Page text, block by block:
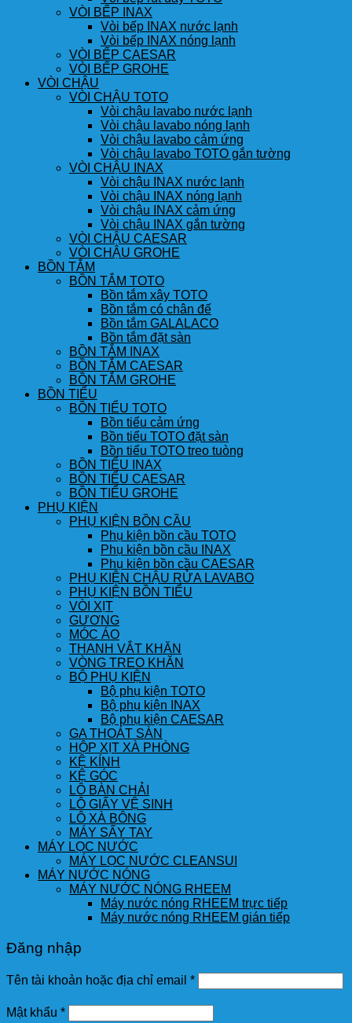
VÒI BẾP INAX
Vòi bếp INAX nước lạnh
Vòi bếp INAX nóng lạnh
VÒI BẾP CAESAR
VÒI BẾP GROHE
VÒI CHẬU
VÒI CHẬU TOTO
Vòi chậu lavabo nước lạnh
Vòi chậu lavabo nóng lạnh
Vòi chậu lavabo cảm ứng
Vòi chậu lavabo TOTO gắn tường
VÒI CHẬU INAX
Vòi chậu INAX nước lạnh
Vòi chậu INAX nóng lạnh
Vòi chậu INAX cảm ứng
Vòi chậu INAX gắn tường
VÒI CHẬU CAESAR
VÒI CHẬU GROHE
BỒN TẮM
BỒN TẮM TOTO
Bồn tắm xây TOTO
Bồn tắm có chân đế
Bồn tắm GALALACO
Bồn tắm đặt sàn
BỒN TẮM INAX
BỒN TẮM CAESAR
BỒN TẮM GROHE
BỒN TIỂU
BỒN TIỂU TOTO
Bồn tiểu cảm ứng
Bồn tiểu TOTO đặt sàn
Bồn tiểu TOTO treo tuòng
BỒN TIỂU INAX
BỒN TIỂU CAESAR
BỒN TIỂU GROHE
PHỤ KIỆN
PHỤ KIỆN BỒN CẦU
Phụ kiện bồn cầu TOTO
Phụ kiện bồn cầu INAX
Phụ kiện bồn cầu CAESAR
PHỤ KIỆN CHẬU RỬA LAVABO
PHỤ KIỆN BỒN TIỂU
VÒI XỊT
GƯƠNG
MÓC ÁO
THANH VẮT KHĂN
VÒNG TREO KHĂN
BỘ PHỤ KIỆN
Bộ phụ kiện TOTO
Bộ phụ kiện INAX
Bộ phụ kiện CAESAR
GA THOÁT SÀN
HỘP XỊT XÀ PHÒNG
KỆ KÍNH
KỆ GÓC
LÔ BÀN CHẢI
LÔ GIẤY VỆ SINH
LÔ XÀ BÔNG
MÁY SẤY TAY
MÁY LỌC NƯỚC
MÁY LỌC NƯỚC CLEANSUI
MÁY NƯỚC NÓNG
MÁY NƯỚC NÓNG RHEEM
Máy nước nóng RHEEM trực tiếp
Máy nước nóng RHEEM gián tiếp
Đăng nhập
Tên tài khoản hoặc địa chỉ email *
Mật khẩu *